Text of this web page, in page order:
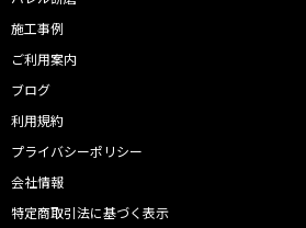
施工事例
ご利用案内
ブログ
利用規約
プライバシーポリシー
会社情報
特定商取引法に基づく表示